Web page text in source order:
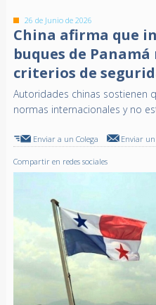
26 de Junio de 2026
China afirma que
buques de
criterios de
Autoridades chinas sostienen
normas internacionales y no
Enviar a un Colega Enviar
Compartir en redes sociales